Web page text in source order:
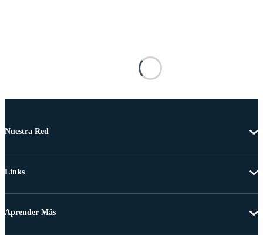
Nuestra Red
Links
Aprender Más